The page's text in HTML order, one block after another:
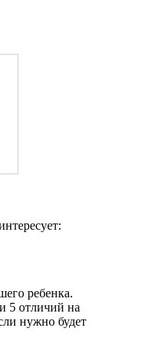
ребенка.
5 отличий на
нужно будет